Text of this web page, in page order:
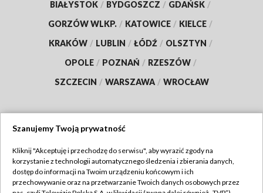
BIAŁYSTOK / BYDGOSZCZ / GDAŃSK /
GORZÓW WLKP. / KATOWICE / KIELCE /
KRAKÓW / LUBLIN / ŁÓDŹ / OLSZTYN /
OPOLE / POZNAŃ / RZESZÓW /
SZCZECIN / WARSZAWA / WROCŁAW
TVP
Abonament TVP
Regulamin TVP
Szanujemy Twoją prywatność
Kliknij "Akceptuję i przechodzę do serwisu", aby wyrazić zgody na
korzystanie z technologii automatycznego śledzenia i zbierania danych,
dostęp do informacji na Twoim urządzeniu końcowym i ich
przechowywanie oraz na przetwarzanie Twoich danych osobowych przez